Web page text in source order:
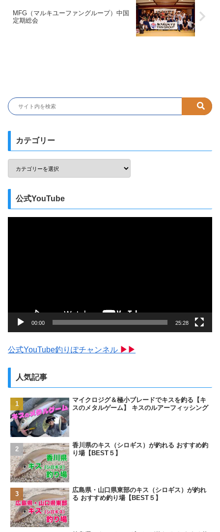
MFG（マルキユーファングループ）中国
定期総会
カテゴリー
公式YouTube
00:00 25:28
公式YouTube釣りぽチャンネル ▶▶
人気記事
マイクロジグ＆極小ブレードでキスを釣る【キ
スのメタルゲーム】 キスのルアーフィッシング
香川県のキス（シロギス）が釣れる おすすめ釣
り場【BEST５】
広島県・山口県東部のキス（シロギス）が釣れ
る おすすめ釣り場【BEST５】